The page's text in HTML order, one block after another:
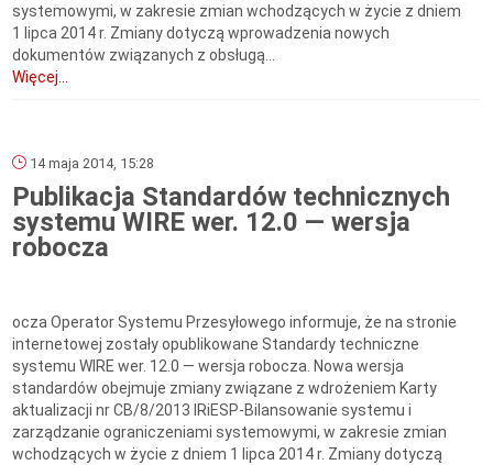
systemowymi, w zakresie zmian wchodzących w życie z dniem
1 lipca 2014 r. Zmiany dotyczą wprowadzenia nowych
dokumentów związanych z obsługą...
Więcej...
14 maja 2014, 15:28
Publikacja Standardów technicznych
systemu WIRE wer. 12.0 — wersja
robocza
ocza Operator Systemu Przesyłowego informuje, że na stronie
internetowej zostały opublikowane Standardy techniczne
systemu WIRE wer. 12.0 — wersja robocza. Nowa wersja
standardów obejmuje zmiany związane z wdrożeniem Karty
aktualizacji nr CB/8/2013 IRiESP-Bilansowanie systemu i
zarządzanie ograniczeniami systemowymi, w zakresie zmian
wchodzących w życie z dniem 1 lipca 2014 r. Zmiany dotyczą